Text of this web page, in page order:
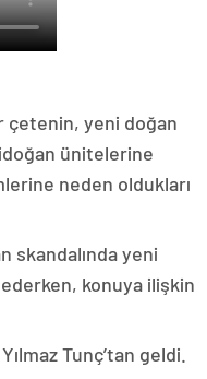
çetenin, yeni doğan
ünitelerine
neden oldukları
skandalında yeni
konuya ilişkin
Tunç’tan geldi.